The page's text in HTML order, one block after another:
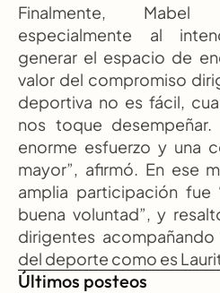
Finalmente, Mabel
especialmente al
generar el espacio de
valor del compromiso
deportiva no es fácil,
nos toque
enorme esfuerzo y una
mayor”, afirmó. En ese
amplia participación
buena voluntad”, y
dirigentes
del deporte como es
Últimos posteos